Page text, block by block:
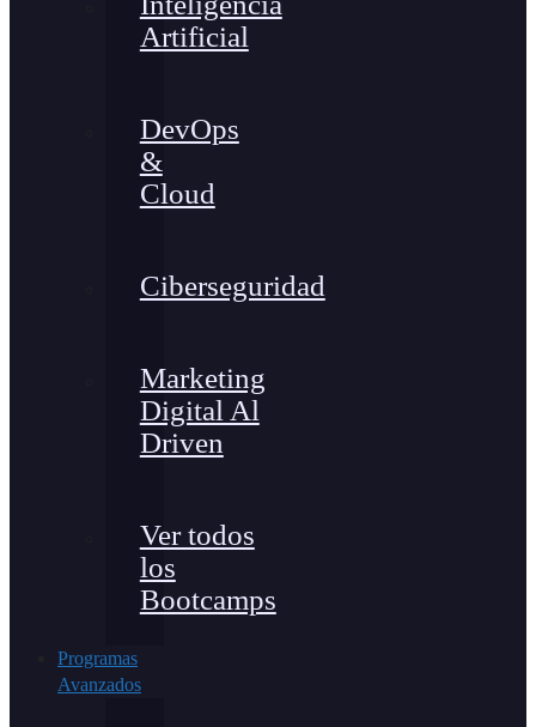
Artificial
DevOps
&
Cloud
Ciberseguridad
Marketing
Digital Al
Driven
Ver todos
los
Bootcamps
Programas
Avanzados